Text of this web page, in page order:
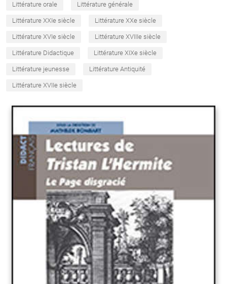
Littérature orale Littérature générale
Littérature XXIe siècle Littérature XXe siècle
Littérature XVIe siècle Littérature XVIIIe siècle
Littérature Didactique Littérature XIXe siècle
Littérature jeunesse Littérature Antiquité
Littérature XVIIe siècle